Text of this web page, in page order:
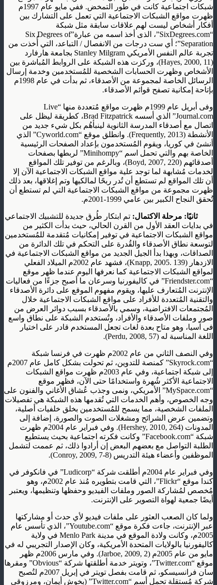
شبكات اجتماعية كانت في طور التمخض. ففي مايو عام 1997م
ظهرت مواقع الشبكات الاجتماعية التي تعمل على التشارك بين
أفكار أشخاص ليست لهم علاقات سابقة مثل شبكة
“SixDegrees.com”، الذى أخذ اسمه من عبارة”Six Degrees of
Separation”؛ أي ست درجات من الانفصال / التباعد، التي أُخذت من
تجربة عالم النفس الأمريكي Stanley Milgram بجامعة هارفارد
(Hayes, 2000, 11)، وركزت هذه الشبكة على الروابط المُباشرة بين
الأشخاص وظهرت الحسابات الشخصية للمُستخدمين وخدمة إرسال
الرسائل الخاصة لمجموعة من الأصدقاء، ثم بدأت في عام 1998م
بإتاحة إمكانية تصفح قوائم الأصدقاء.
وفى أبريل عام 1999م ظهرت مواقع مُتعددة منها “Live
Journal.com” الذي أسسه Brad Fitzpatrick، كطريقة ليظل على
اتصال مع أصدقاء المدرسة الثانوية لينبأهُم بكل شيء جديد من
الأنشطة (Frequently, 2013). وانطلق موقع “Cyworld.com” الذي
أنشئ في كوريا، ويقوم المُستخدمون بإعداد الصفحات الرئيسية
الخاصة بهم والتي تحمل اسم “Minihompy” لربطها بصفحات
أصدقائهم (Boyd, 2007, 220)، وبالرغم من توفير تلك المواقع
لخدمات مُشابهة لما توجد علية مواقع الشبكات الاجتماعية الآن إلا
أن تلك المواقع لم تستطع أن تُدر ربحًا لمالكيها وتم إغلاقها، بعد ذلك
ظهرت مجموعة من مواقع الشبكات الاجتماعية التي لم تستطع أن
تُحقق النجاح الكبير بين عامي 1999-2001م.
ثانيًا: مرحلة الاكتمال: تم ابتكار طُرق جديدة للتشبيك الاجتماعي
في بدايات العقد الأول من القرن الحالي، حيث بدأت الكثير من
مواقع الشبكات الاجتماعية في توفير إمكانيات مُتقدمة للمُستخدمين
لتوسعة نطاق الأصدقاء والقُدرة على التحكم في تلك الدائرة من
الصداقات، وبهذا بدأ الجيل الجديد من مواقع الشبكات الاجتماعية في
الازدهار (Knapp, 2005. 139)، فشهد عام 2002م الميلاد الفعلي
لمواقع الشبكات الاجتماعية كما نعرفها اليوم عندما ظهر موقع
“Friendster.com” في كاليفورنيا وسرعان ما أصبح جزءًا من فعاليات
الإنترنت المُتعارف عليها، ويقوم مفهوم الموقع على دائرة الأصدقاء
والتقنية المُتعددة للأفراد على مواقع الشبكات الاجتماعية خلال
المُجتمعات الافتراضية، وسمي بالأصدقاء بسبب دوائر العرض من
صور وملفات الأصدقاء والأفراد، وتُستخدم الشبكة على نطاق واسع
فى آسيا، وهو متاح بعدة لغات تجعل المستخدم قادر على اختيار
اللغة المناسبة له (Perdu, 2008, 57).
وفي النصف الثاني من عام 2002م ظهرت في فرنسا شبكة
“Skyrock.com” كمنصة للتدوين، ثم تحولت بشكل كامل عام 2007م
إلى شبكة اجتماعية، وفي عام 2003م ظهرت مواقع الشبكات
الاجتماعية الأكثر شُهرة واستخدامًا حتى الآن، فظهر موقع
“MySpace.com” الأمريكي، ونمى وجذب عُشاق الأغاني والفنون على
وجه الخصوص، وأهم الخدمات التي تُقدمها هذه الشبكة هي تفصيلات
الملفات الشخصية، مما يسمح للمُستخدمين بخلق خلفيات أصلية،
وتضمين عرض الشرائح ومشغلات الصوت والصورة، إضافة إلى
المدونات (Hershey, 2010, 264). وفي فبراير عام 2004م ظهرت
شبكة “Facebook.com” وكانت فكرته اجتماعية بحيث يستطيع
الطلبة التواصل مع بعضهم البعض إن أرادوا ذلك، ثم عممت لتشمل
الموظفين وأعضاء هيئة التدريس (Conroy, 2009, 7-8).
وفي فبراير عام 2004م أطلقت شركة “Ludicorp” في فانكوفر في
كندا موقع “Flickr”، التي قامت بتطويره مُنذ عام 2002م، وهو
مُخصص لمُشاركة الصور وملفات الفيديو وحفظها وتنظيمها، ويعتبر
أيضًا جمعية لهواة التصوير على الإنترنت.
ولما كان الصعب العثور على ملفات فيديو لأي حدث أو مشاركتها
عبر الإنترنت، جاءت فكرة موقع “Youtube.com”، الذي تأسس عام
2005م، وكانت ولادة الموقع في مدينة Menlo Park في ولاية
كاليفورنيا بالولايات المتحدة الأمريكية، وكان الإصدار التجريبي له في
مايو من عام 2005م (Jarboe, 2009, 2). وفي مارس 2006م ظهر
موقع “Twitter.com”، وتويتر خدمة أطلقتها شركة “Obvious” ومقرها
سان فرانسيسكو، ثم قامت بفصل تويتر في إبريل 2007م لتُصبح
شركة مُستقلة تحمل أسم “Twitter.com” (بخوش أيمان، ومرزوقي